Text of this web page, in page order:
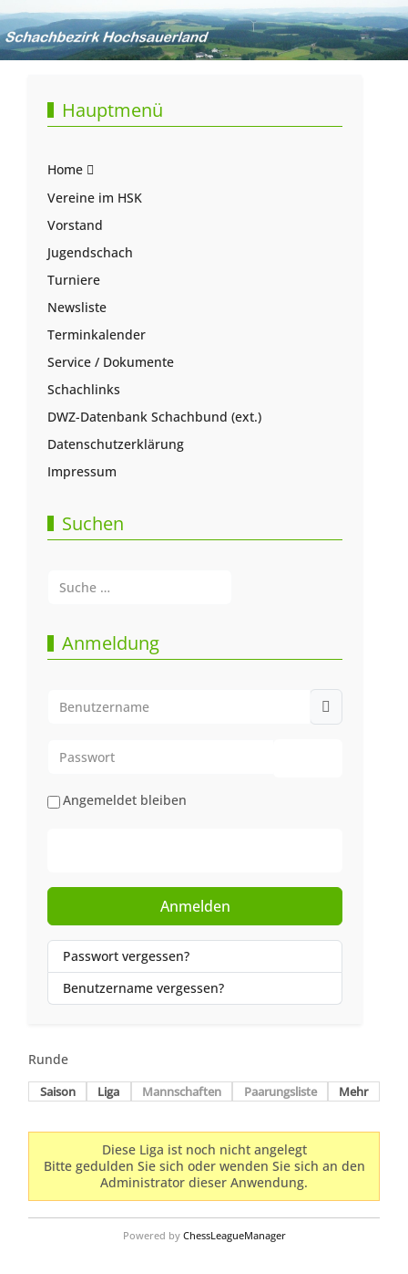
Hauptmenü
Home
Vereine im HSK
Vorstand
Jugendschach
Turniere
Newsliste
Terminkalender
Service / Dokumente
Schachlinks
DWZ-Datenbank Schachbund (ext.)
Datenschutzerklärung
Impressum
Suchen
Anmeldung
Angemeldet bleiben
Anmelden
Passwort vergessen?
Benutzername vergessen?
Runde
Saison Liga Mannschaften Paarungsliste Mehr
Diese Liga ist noch nicht angelegt
Bitte gedulden Sie sich oder wenden Sie sich an den
Administrator dieser Anwendung.
Powered by ChessLeagueManager